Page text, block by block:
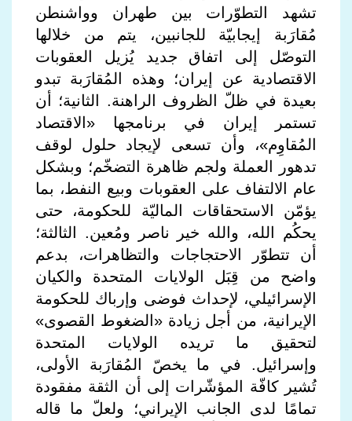
تشهد التطوّرات بين طهران وواشنطن
مُقارَبة إيجابيّة للجانبين، يتم من خلالها
التوصّل إلى اتفاق جديد يُزيل العقوبات
الاقتصادية عن إيران؛ وهذه المُقارَبة تبدو
بعيدة في ظلّ الظروف الراهنة. الثانية؛ أن
تستمر إيران في برنامجها «الاقتصاد
المُقاوِم»، وأن تسعى لإيجاد حلول لوقف
تدهور العملة ولجم ظاهرة التضخّم؛ وبشكل
عام الالتفاف على العقوبات وبيع النفط، بما
يؤمّن الاستحقاقات الماليّة للحكومة، حتى
يحكُم الله، والله خير ناصر ومُعين. الثالثة؛
أن تتطوّر الاحتجاجات والتظاهرات، بدعم
واضح من قِبَل الولايات المتحدة والكيان
الإسرائيلي، لإحداث فوضى وإرباك للحكومة
الإيرانية، من أجل زيادة «الضغوط القصوى»
لتحقيق ما تريده الولايات المتحدة
وإسرائيل. في ما يخصّ المُقارَبة الأولى،
تُشير كافّة المؤشّرات إلى أن الثقة مفقودة
تمامًا لدى الجانب الإيراني؛ ولعلّ ما قاله